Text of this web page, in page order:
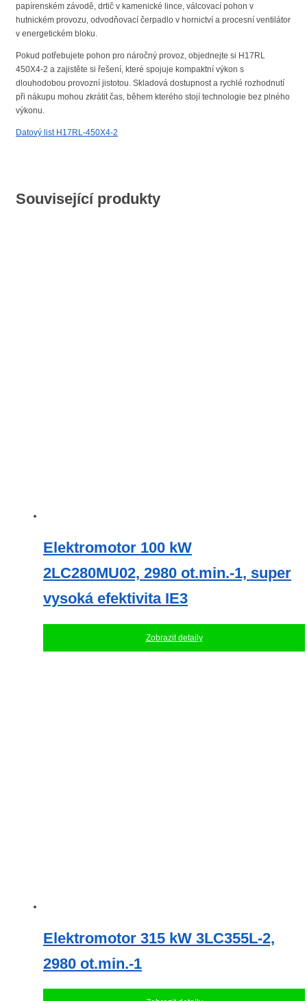
papírenském závodě, drtič v kamenické lince, válcovací pohon v
hutnickém provozu, odvodňovací čerpadlo v hornictví a procesní ventilátor
v energetickém bloku.
Pokud potřebujete pohon pro náročný provoz, objednejte si H17RL
450X4-2 a zajistěte si řešení, které spojuje kompaktní výkon s
dlouhodobou provozní jistotou. Skladová dostupnost a rychlé rozhodnutí
při nákupu mohou zkrátit čas, během kterého stojí technologie bez plného
výkonu.
Datový list H17RL-450X4-2
Související produkty
Elektromotor 100 kW
2LC280MU02, 2980 ot.min.-1, super
vysoká efektivita IE3
Zobrazit detaily
Elektromotor 315 kW 3LC355L-2,
2980 ot.min.-1